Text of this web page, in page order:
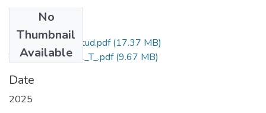
No
Thumbnail
Available
Grado de Similitud.pdf(17.37 MB)
T036_73531862_T_.pdf(9.67 MB)
Date
2025